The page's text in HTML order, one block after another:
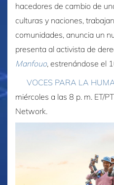
hacedores de cambio de
culturas y naciones,
comunidades, anuncia un
presenta al activista de
Manfouo, estrenándose el
VOCES PARA LA
miércoles a las 8 p. m. ET/
Network.